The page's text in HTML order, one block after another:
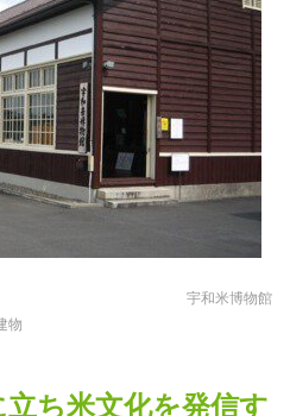
宇和米博物館
物
ち米文化を発信す